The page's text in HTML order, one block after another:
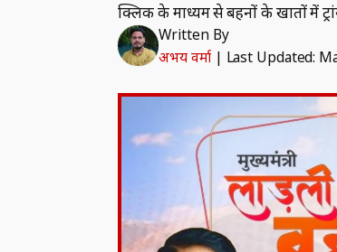
क्लिक के माध्‍यम से बहनों के खातों में
Written By
अभय वर्मा| Last Updated: